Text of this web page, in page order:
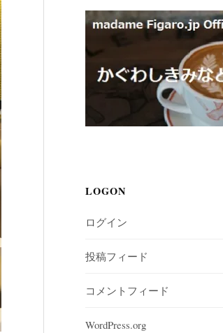
LOGON
ログイン
投稿フィード
コメントフィード
WordPress.org